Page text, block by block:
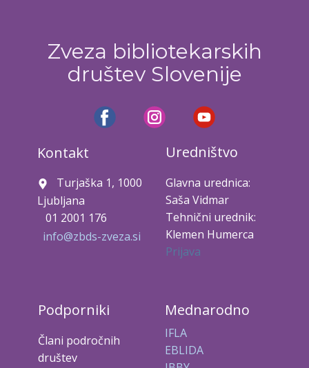
Zveza bibliotekarskih
društev Slovenije
Kontakt
Turjaška 1, 1000
Ljubljana
01 2001 176
info@zbds-zveza.si
Uredništvo
Glavna urednica:
Saša Vidmar
Tehnični urednik:
Klemen Humerca
Prijava
Podporniki
Člani področnih
društev
Mednarodno
IFLA
EBLIDA